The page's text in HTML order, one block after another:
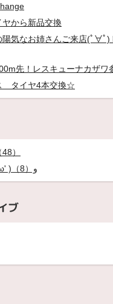
ヤから新品交換
陽気なお姉さんご来店(ﾟ∀ﾟ)
先！レスキューナカザワ
タイヤ4本交換☆
）
訪食日記٩( 'ω' )و（8）
ブ